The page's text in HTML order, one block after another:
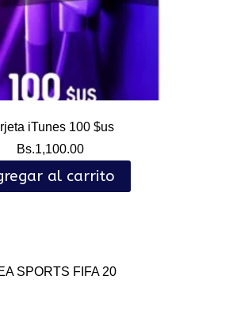
iTunes 100 $us
Bs.1,100.00
al carrito